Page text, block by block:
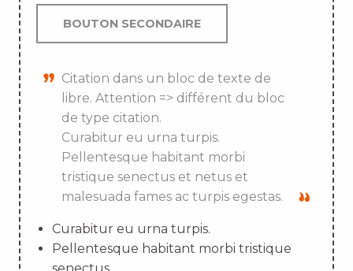
BOUTON SECONDAIRE
Citation dans un bloc de texte de
libre. Attention => différent du bloc
de type citation.
Curabitur eu urna turpis.
Pellentesque habitant morbi
tristique senectus et netus et
malesuada fames ac turpis egestas.
Curabitur eu urna turpis.
Pellentesque habitant morbi tristique